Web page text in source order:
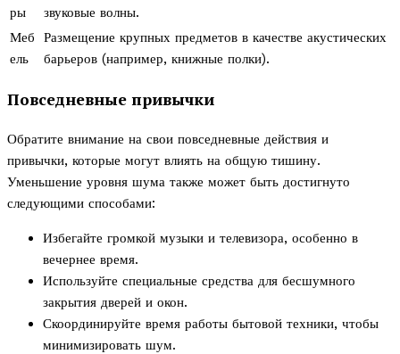
ры
звуковые волны.
Меб
ель
Размещение крупных предметов в качестве акустических
барьеров (например, книжные полки).
Повседневные привычки
Обратите внимание на свои повседневные действия и
привычки, которые могут влиять на общую тишину.
Уменьшение уровня шума также может быть достигнуто
следующими способами:
Избегайте громкой музыки и телевизора, особенно в
вечернее время.
Используйте специальные средства для бесшумного
закрытия дверей и окон.
Скоординируйте время работы бытовой техники, чтобы
минимизировать шум.